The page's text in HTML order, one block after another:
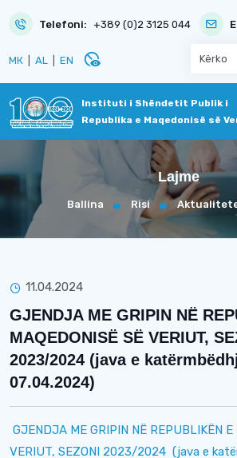
Telefoni: +389 (0)2 3125 044
МК AL EN disabled_visible
Instituti i Shëndetit Publik i
Republika e Maqedonisë së
Lajme
Ballina Risi
11.04.2024
GJENDJA ME GRIPIN NË
MAQEDONISË SË VERIUT,
2023/2024 (java e
07.04.2024)
GJENDJA ME GRIPIN NË REPUBLIKËN E
VERIUT, SEZONI 2023/2024 (java e